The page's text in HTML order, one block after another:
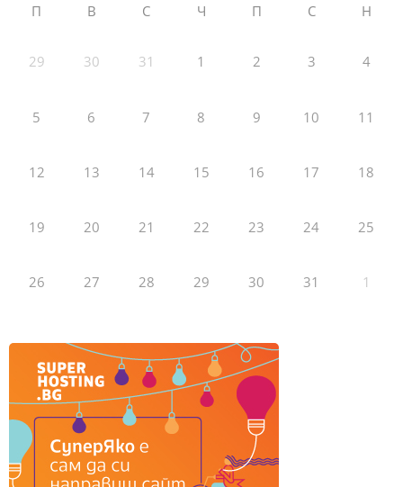
П В С Ч П С Н
29 30 31 1 2 3 4
5 6 7 8 9 10 11
12 13 14 15 16 17 18
19 20 21 22 23 24 25
26 27 28 29 30 31 1